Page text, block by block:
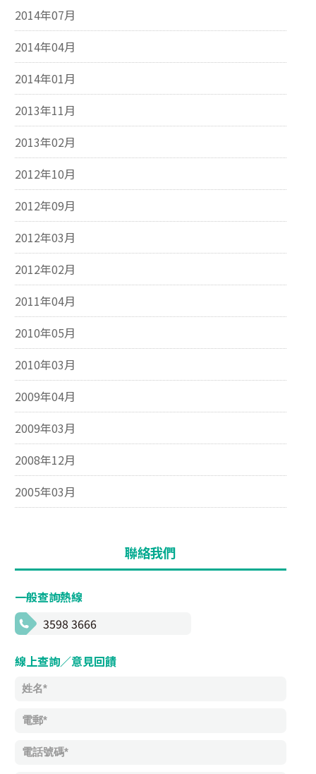
2014年07月
2014年04月
2014年01月
2013年11月
2013年02月
2012年10月
2012年09月
2012年03月
2012年02月
2011年04月
2010年05月
2010年03月
2009年04月
2009年03月
2008年12月
2005年03月
聯絡我們
一般查詢熱線
3598 3666
線上查詢／意見回饋